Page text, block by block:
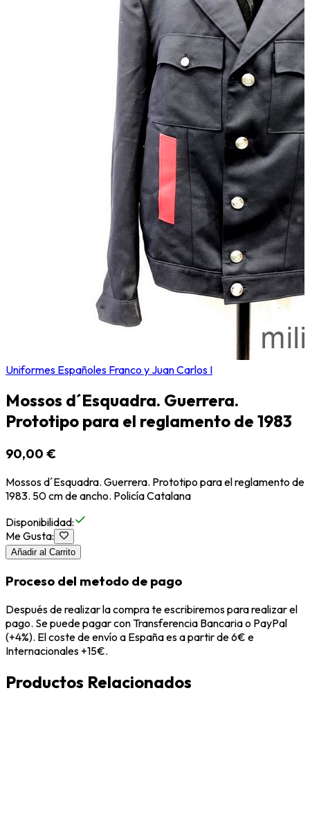
Uniformes Españoles Franco y Juan Carlos I
Mossos d´Esquadra. Guerrera.
Prototipo para el reglamento de 1983
90,00 €
Mossos d´Esquadra. Guerrera. Prototipo para el reglamento de
1983. 50 cm de ancho. Policía Catalana
Disponibilidad:
Me Gusta:
Añadir al Carrito
Proceso del metodo de pago
Después de realizar la compra te escribiremos para realizar el
pago. Se puede pagar con Transferencia Bancaria o PayPal
(+4%). El coste de envío a España es a partir de 6€ e
Internacionales +15€.
Productos Relacionados